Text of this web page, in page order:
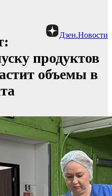
Дзен.Новости
продуктов
объемы в